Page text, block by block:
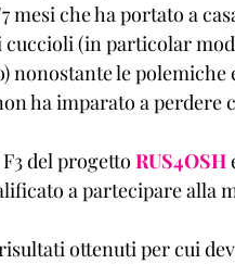
mesi che ha portato a
(in particolar
nonostante le
ha imparato a perdere
del progetto RUS4OSH
a partecipare alla
ottenuti per cui